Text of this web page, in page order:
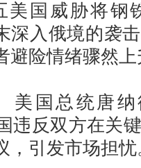
美国威胁将钢
深入俄境的袭
避险情绪骤然上
美国总统唐纳
违反双方在关
，引发市场担忧